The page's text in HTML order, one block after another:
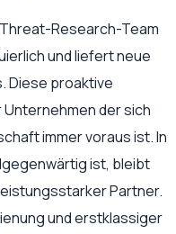
Research-Team
und liefert neue
Diese proaktive
der sich
immer voraus ist. In
ist, bleibt
Partner.
und erstklassiger